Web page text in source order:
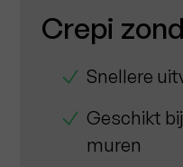
Crepi
Snellere
Geschikt
muren